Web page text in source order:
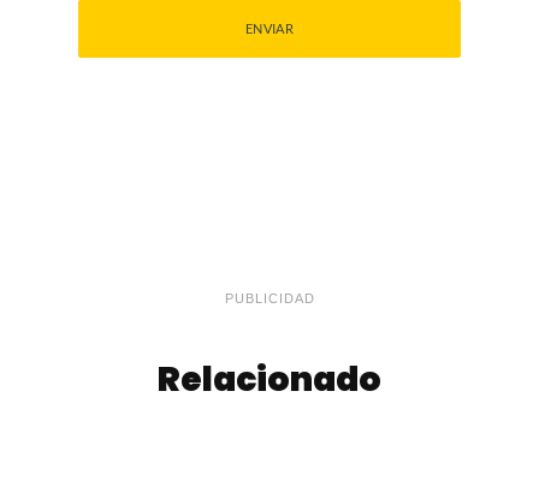
PUBLICIDAD
Relacionado